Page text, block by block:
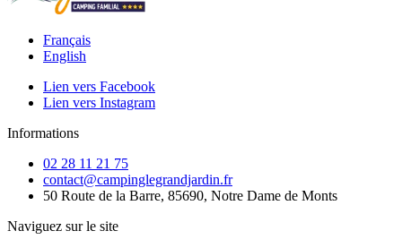
Français
English
Lien vers Facebook
Lien vers Instagram
Informations
02 28 11 21 75
contact@campinglegrandjardin.fr
50 Route de la Barre, 85690, Notre Dame de Monts
Naviguez sur le site